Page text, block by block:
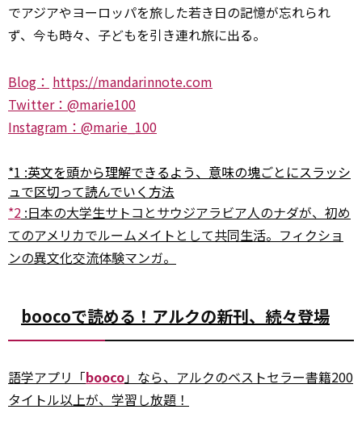
でアジアやヨーロッパを旅した若き日の記憶が忘れられ
ず、今も時々、子どもを引き連れ旅に出る。
Blog： https://mandarinnote.com
Twitter：@marie100
Instagram：@marie_100
*1 :英文を頭から理解できるよう、意味の塊ごとにスラッシ
ュで区切って読んでいく方法
*2 :日本の大学生サトコとサウジアラビア人のナダが、初め
てのアメリカでルームメイトとして共同生活。フィクショ
ンの異文化交流体験マンガ。
boocoで読める！アルクの新刊、続々登場
語学アプリ「booco」なら、アルクのベストセラー書籍200
タイトル以上が、学習し放題！